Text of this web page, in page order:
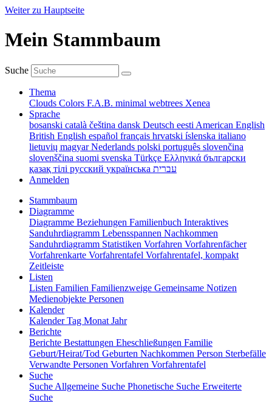
Weiter zu Hauptseite
Mein Stammbaum
Suche
Thema
Clouds Colors F.A.B. minimal webtrees Xenea
Sprache
bosanski català čeština dansk Deutsch eesti American English
British English español français hrvatski íslenska italiano
lietuvių magyarNederlands polski português slovenčina
slovenščina suomi svenska Türkçe Ελληνικά български
қазақ тілі русский українська עברית
Anmelden
Stammbaum
Diagramme
Diagramme Beziehungen Familienbuch Interaktives
Sanduhrdiagramm Lebensspannen Nachkommen
Sanduhrdiagramm Statistiken Vorfahren Vorfahrenfächer
Vorfahrenkarte Vorfahrentafel Vorfahrentafel, kompakt
Zeitleiste
Listen
Listen Familien Familienzweige Gemeinsame Notizen
Medienobjekte Personen
Kalender
KalenderTag Monat Jahr
Berichte
Berichte Bestattungen Eheschließungen Familie
Geburt/Heirat/Tod Geburten Nachkommen Person Sterbefälle
Verwandte Personen Vorfahren Vorfahrentafel
Suche
Suche Allgemeine Suche Phonetische Suche Erweiterte
Suche